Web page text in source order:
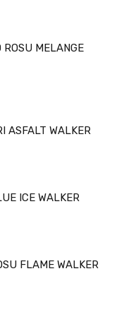
MELANGE
ASFALT WALKER
ICE WALKER
FLAME WALKER